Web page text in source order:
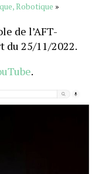
Robotique »
de l’AFT-
du 25/11/2022.
.